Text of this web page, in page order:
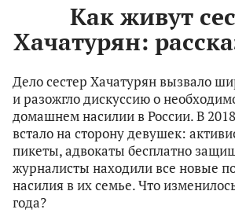
Как живут
Хачатурян:
Дело сестер Хачатурян вызвало
и разожгло дискуссию о
домашнем насилии в России. В
встало на сторону девушек:
пикеты, адвокаты бесплатно
журналисты находили все новые
насилия в их семье. Что
года?